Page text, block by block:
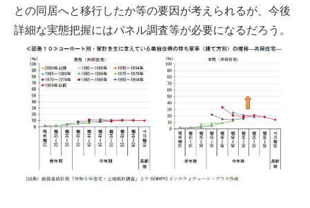
との同居へと移行したか等の要因が考えられるが、今後
詳細な実態把握にはパネル調査等が必要になるだろう。